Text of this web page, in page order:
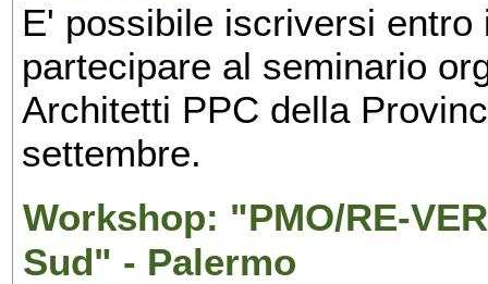
E' possibile iscriversi
partecipare al seminario
Architetti PPC della
settembre.
Workshop: "PMO/RE-
Sud" - Palermo